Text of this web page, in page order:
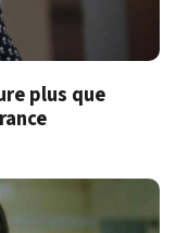
plus que